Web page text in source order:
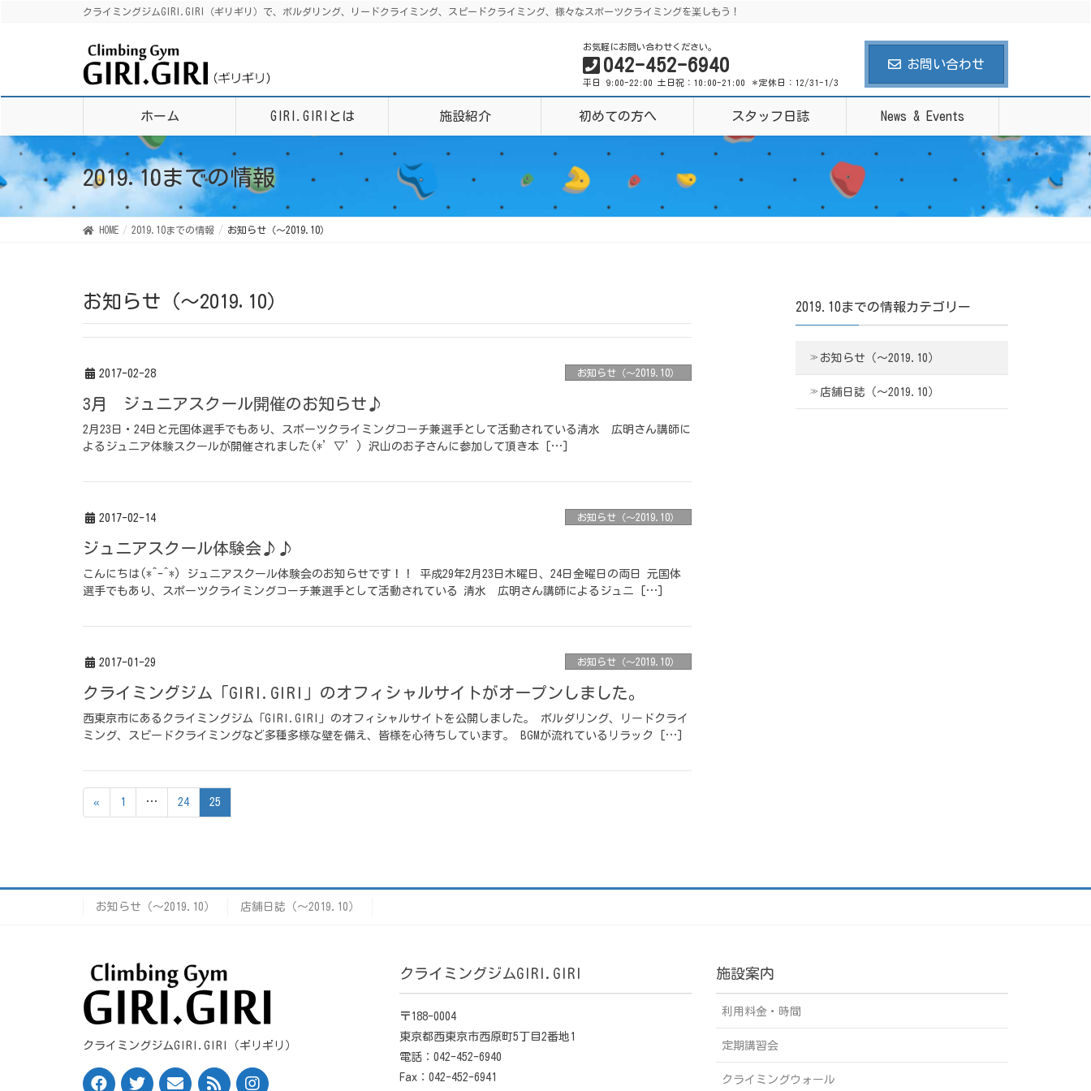
クライミングジムGIRI.GIRI（ギリギリ）で、ボルダリング、リードクライミング、スピードクライミング、様々なスポーツクライミングを楽しもう！
お気軽にお問い合わせください。
042-452-6940
平日 9:00-22:00 土日祝：10:00-21:00 ＊定休日：12/31-1/3
お問い合わせ
ホーム GIRI.GIRIとは 施設紹介 初めての方へ スタッフ日誌 News & Events
2019.10までの情報
HOME 2019.10までの情報 お知らせ（〜2019.10）
お知らせ（〜2019.10）
2017-02-28 お知らせ（〜2019.10）
3月 ジュニアスクール開催のお知らせ♪
2月23日・24日と元国体選手でもあり、スポーツクライミングコーチ兼選手として活動されている清水 広明さん講師に
よるジュニア体験スクールが開催されました(*’▽’) 沢山のお子さんに参加して頂き本 […]
2017-02-14 お知らせ（〜2019.10）
ジュニアスクール体験会♪♪
こんにちは(*^-^*) ジュニアスクール体験会のお知らせです！！ 平成29年2月23日木曜日、24日金曜日の両日 元国体
選手でもあり、スポーツクライミングコーチ兼選手として活動されている 清水 広明さん講師によるジュニ […]
2017-01-29 お知らせ（〜2019.10）
クライミングジム「GIRI.GIRI」のオフィシャルサイトがオープンしました。
西東京市にあるクライミングジム「GIRI.GIRI」のオフィシャルサイトを公開しました。 ボルダリング、リードクライ
ミング、スピードクライミングなど多種多様な壁を備え、皆様を心待ちしています。 BGMが流れているリラック […]
« 1 … 24 25
2019.10までの情報カテゴリー
お知らせ（〜2019.10）
店舗日誌（〜2019.10）
お知らせ（〜2019.10） 店舗日誌（〜2019.10）
クライミングジムGIRI.GIRI（ギリギリ）
クライミングジムGIRI.GIRI
〒188-0004
東京都西東京市西原町5丁目2番地1
電話：042-452-6940
Fax：042-452-6941
施設案内
利用料金・時間
定期講習会
クライミングウォール